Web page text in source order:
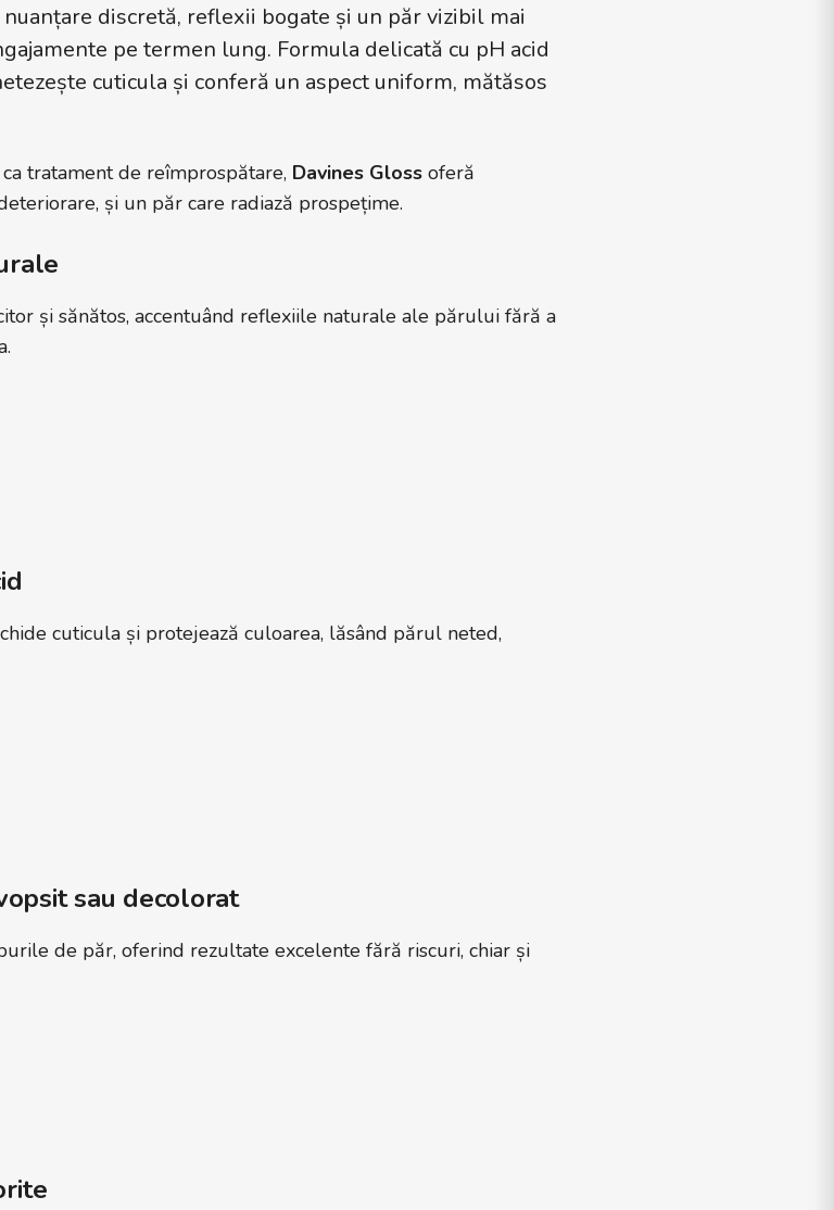
discretă, reflexii bogate și un păr vizibil mai
pe termen lung. Formula delicată cu pH acid
cuticula și conferă un aspect uniform, mătăsos
tratament de reîmprospătare, Davines Gloss oferă
și un păr care radiază prospețime.
și sănătos, accentuând reflexiile naturale ale părului fără a
cuticula și protejează culoarea, lăsând părul neted,
sau decolorat
de păr, oferind rezultate excelente fără riscuri, chiar și